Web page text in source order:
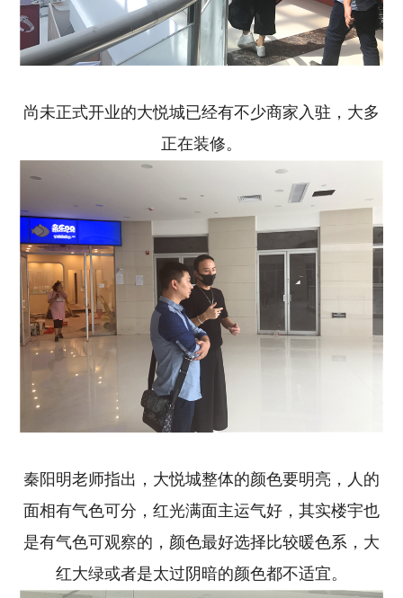
尚未正式开业的大悦城已经有不少商家入驻，大多
正在装修。
秦阳明老师指出，大悦城整体的颜色要明亮，人的
面相有气色可分，红光满面主运气好，其实楼宇也
是有气色可观察的，颜色最好选择比较暖色系，大
红大绿或者是太过阴暗的颜色都不适宜。